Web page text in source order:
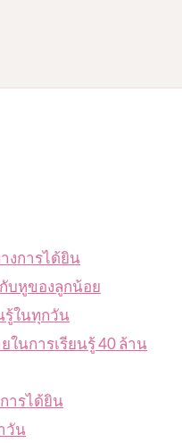
งการได้ยิน
บหูของลูกน้อย
รู้ในทุกวัน
ในการเรียนรู้ 40 ล้าน
ารได้ยิน
วัน